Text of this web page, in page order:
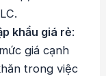
khẩu giá rẻ:
giá cạnh
trong việc